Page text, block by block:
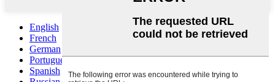
English
French
German
Portuguese
Spanish